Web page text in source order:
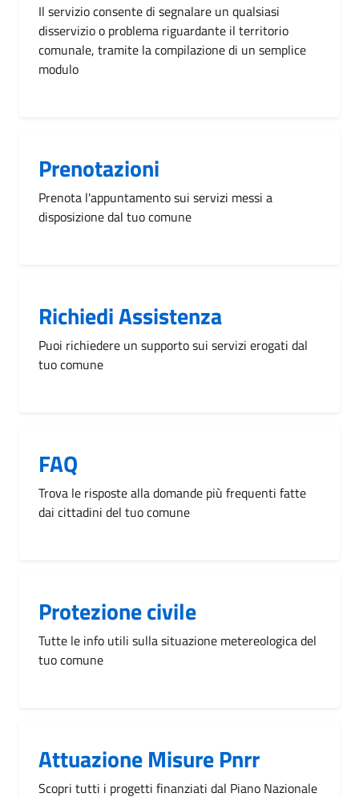
Il servizio consente di segnalare un qualsiasi
disservizio o problema riguardante il territorio
comunale, tramite la compilazione di un semplice
modulo
Prenotazioni
Prenota l'appuntamento sui servizi messi a
disposizione dal tuo comune
Richiedi Assistenza
Puoi richiedere un supporto sui servizi erogati dal
tuo comune
FAQ
Trova le risposte alla domande più frequenti fatte
dai cittadini del tuo comune
Protezione civile
Tutte le info utili sulla situazione metereologica del
tuo comune
Attuazione Misure Pnrr
Scopri tutti i progetti finanziati dal Piano Nazionale